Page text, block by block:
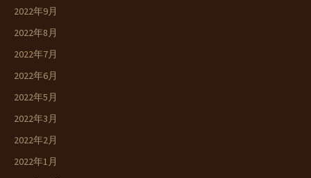
2022年9月
2022年8月
2022年7月
2022年6月
2022年5月
2022年3月
2022年2月
2022年1月